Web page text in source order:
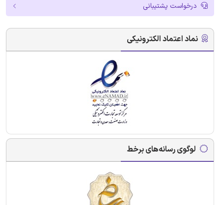
درخواست پشتیبانی
نماد اعتماد الکترونیکی
لوگوی رسانه‌های برخط